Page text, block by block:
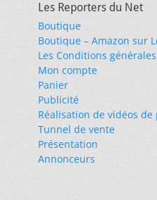
Les Reporters du Net
Boutique
Boutique – Amazon sur
Les Conditions
Mon compte
Panier
Publicité
Réalisation de vidéos
Tunnel de vente
Présentation
Annonceurs